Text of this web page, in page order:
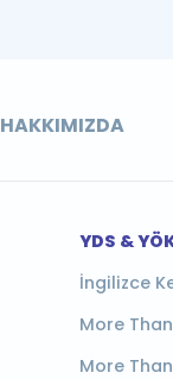
HAKKIMIZDA
YDS &
İngilizce
More
More